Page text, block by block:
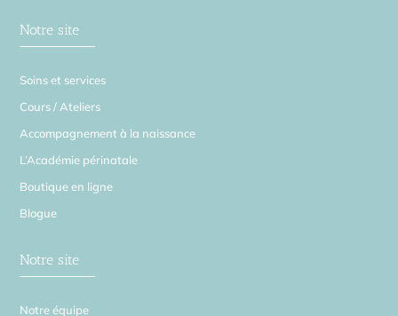
Notre site
Soins et services
Cours / Ateliers
Accompagnement à la naissance
L’Académie périnatale
Boutique en ligne
Blogue
Notre site
Notre équipe